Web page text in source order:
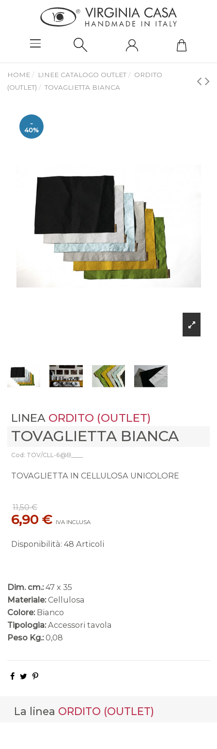
HOME LINEE CATALOGO OUTLET
ORDITO
(OUTLET)
TOVAGLIETTA BIANCA
-
40%
LINEA ORDITO (OUTLET)
TOVAGLIETTA BIANCA
Cod: TOV/CLL-6@B____
TOVAGLIETTA IN CELLULOSA UNICOLORE
11,50 €
6,90 € IVA INCLUSA
Disponibilità: 48 Articoli
Dim. cm.: 47 x 35
Materiale: Cellulosa
Colore: Bianco
Tipologia: Accessori tavola
Peso Kg.: 0,08
La linea ORDITO (OUTLET)